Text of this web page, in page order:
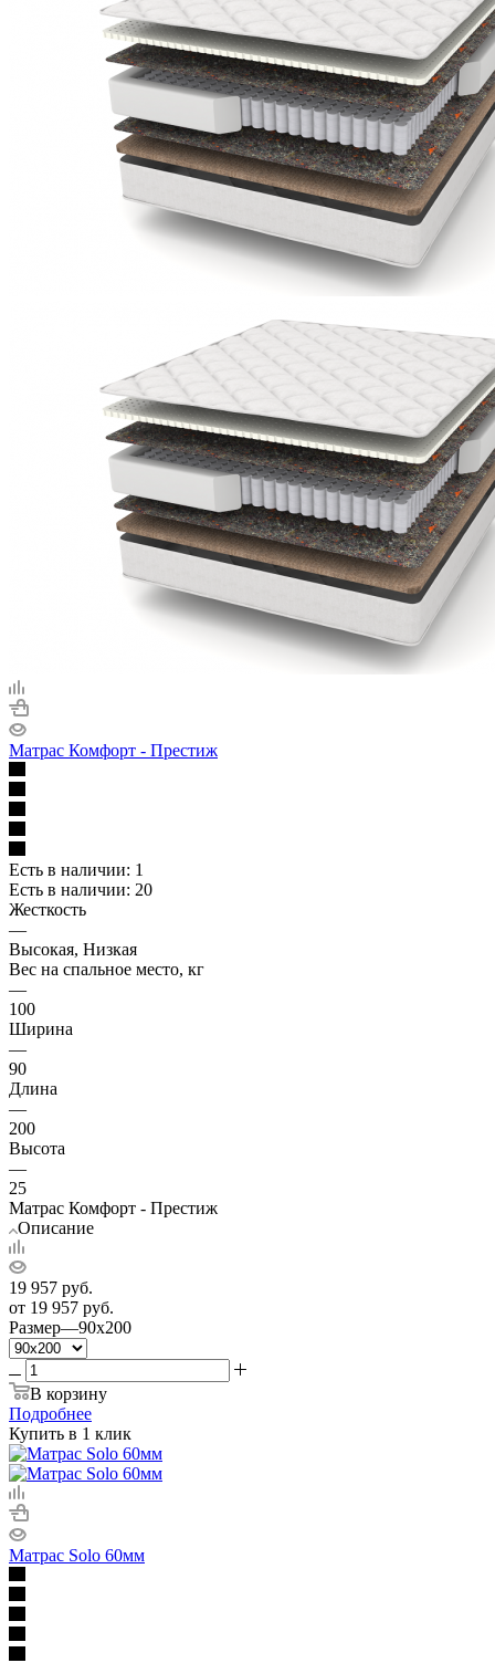
Матрас Комфорт - Престиж
Есть в наличии: 1
Есть в наличии: 20
Жесткость
—
Высокая, Низкая
Вес на спальное место, кг
—
100
Ширина
—
90
Длина
—
200
Высота
—
25
Матрас Комфорт - Престиж
Описание
19 957 руб.
от 19 957 руб.
Размер—90x200
В корзину
Подробнее
Купить в 1 клик
Матрас Solo 60мм